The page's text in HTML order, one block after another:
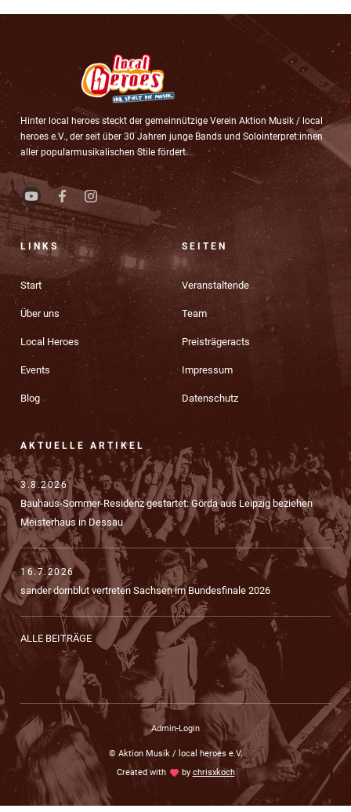
Hinter local heroes steckt der gemeinnützige Verein Aktion Musik / local
heroes e.V., der seit über 30 Jahren junge Bands und Solointerpret:innen
aller popularmusikalischen Stile fördert.
LINKS
Start
Über uns
Local Heroes
Events
Blog
SEITEN
Veranstaltende
Team
Preisträgeracts
Impressum
Datenschutz
AKTUELLE ARTIKEL
3.8.2026
Bauhaus-Sommer-Residenz gestartet: Görda aus Leipzig beziehen
Meisterhaus in Dessau
16.7.2026
sander dornblut vertreten Sachsen im Bundesfinale 2026
ALLE BEITRÄGE
Admin-Login
© Aktion Musik / local heroes e.V.
Created withlove by chrisxkoch